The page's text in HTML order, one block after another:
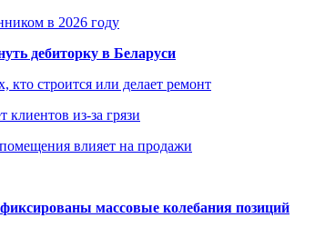
в 2026 году
дебиторку в Беларуси
кто строится или делает ремонт
клиентов из-за грязи
влияет на продажи
массовые колебания позиций